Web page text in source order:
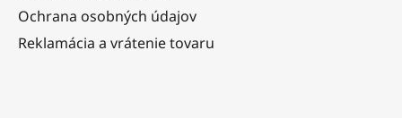
Ochrana osobných údajov
Reklamácia a vrátenie tovaru